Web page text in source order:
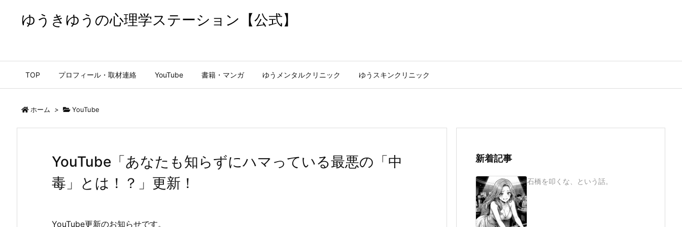
ゆうきゆうの心理学ステーション【公式】
TOP プロフィール・取材連絡 YouTube 書籍・マンガ ゆうメンタルクリニック ゆうスキンクリニック
ホーム > YouTube
YouTube「あなたも知らずにハマっている最悪の「中
毒」とは！？」更新！
YouTube更新のお知らせです。
新着記事
石橋を叩くな、という話。